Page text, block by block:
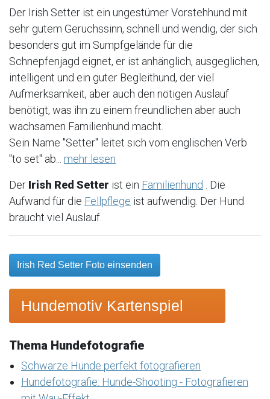
Der Irish Setter ist ein ungestümer Vorstehhund mit
sehr gutem Geruchssinn, schnell und wendig, der sich
besonders gut im Sumpfgelände für die
Schnepfenjagd eignet, er ist anhänglich, ausgeglichen,
intelligent und ein guter Begleithund, der viel
Aufmerksamkeit, aber auch den nötigen Auslauf
benötigt, was ihn zu einem freundlichen aber auch
wachsamen Familienhund macht.
Sein Name "Setter" leitet sich vom englischen Verb
"to set" ab... mehr lesen
Der Irish Red Setter ist ein Familienhund . Die
Aufwand für die Fellpflege ist aufwendig. Der Hund
braucht viel Auslauf.
Irish Red Setter Foto einsenden
Hundemotiv Kartenspiel
Thema Hundefotografie
Schwarze Hunde perfekt fotografieren
Hundefotografie: Hunde-Shooting - Fotografieren